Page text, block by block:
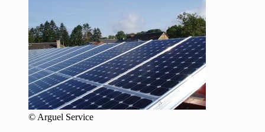
© Arguel Service